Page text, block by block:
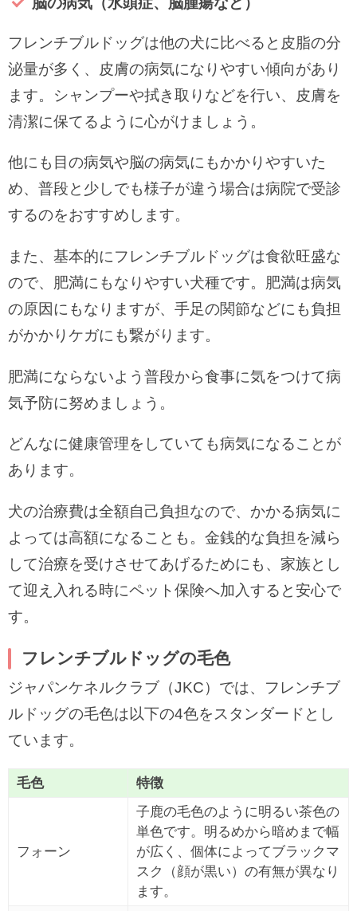
フレンチブルドッグは他の犬に比べると皮脂の分
泌量が多く、皮膚の病気になりやすい傾向があり
ます。シャンプーや拭き取りなどを行い、皮膚を
清潔に保てるように心がけましょう。
他にも目の病気や脳の病気にもかかりやすいた
め、普段と少しでも様子が違う場合は病院で受診
するのをおすすめします。
また、基本的にフレンチブルドッグは食欲旺盛な
ので、肥満にもなりやすい犬種です。肥満は病気
の原因にもなりますが、手足の関節などにも負担
がかかりケガにも繋がります。
肥満にならないよう普段から食事に気をつけて病
気予防に努めましょう。
どんなに健康管理をしていても病気になることが
あります。
犬の治療費は全額自己負担なので、かかる病気に
よっては高額になることも。金銭的な負担を減ら
して治療を受けさせてあげるためにも、家族とし
て迎え入れる時にペット保険へ加入すると安心で
す。
フレンチブルドッグの毛色
ジャパンケネルクラブ（JKC）では、フレンチブ
ルドッグの毛色は以下の4色をスタンダードとし
ています。
毛色 特徴
フォーン
子鹿の毛色のように明るい茶色の
単色です。明るめから暗めまで幅
が広く、個体によってブラックマ
スク（顔が黒い）の有無が異なり
ます。